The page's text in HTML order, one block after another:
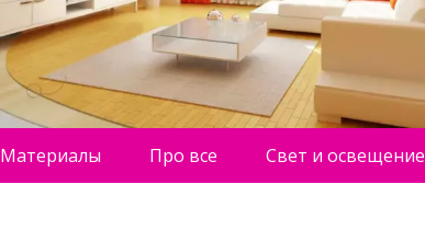
Материалы Про все Свет и освещение